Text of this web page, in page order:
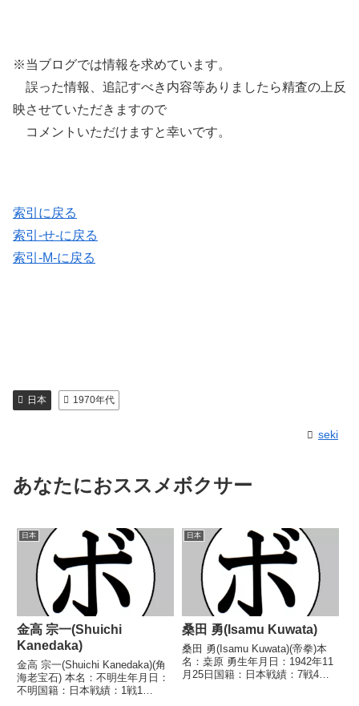
※当ブログでは情報を求めています。
誤った情報、追記すべき内容等ありましたら精査の上反
映させていただきますので
コメントいただけますと幸いです。
索引に戻る
索引-せ-に戻る
索引-M-に戻る
日本 1970年代
seki
あなたにおススメボクサー
日本
金高 宗一(Shuichi
Kanedaka)
金高 宗一(Shuichi Kanedaka)(角
海老宝石) 本名：不明生年月日：
不明国籍：日本戦績：1戦1
日本
桑田 勇(Isamu Kuwata)
桑田 勇(Isamu Kuwata)(帝拳)本
名：桒原 勇生年月日：1942年11
月25日国籍：日本戦績：7戦4勝